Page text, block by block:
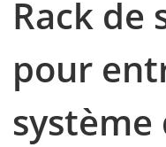
Rack de
pour
système